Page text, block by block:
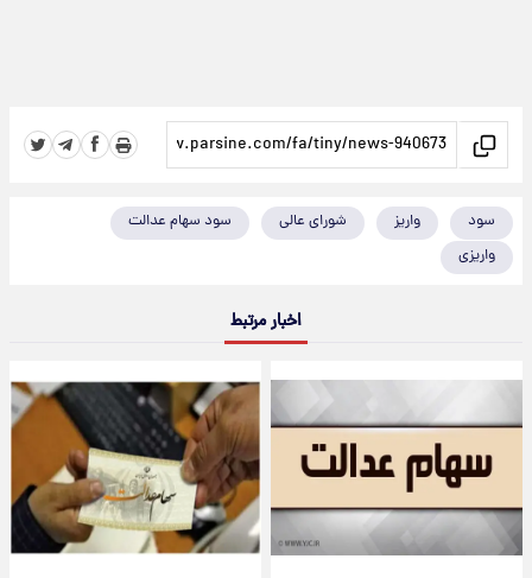
سود واریز شورای عالی
سود سهام عدالت
واریزی
اخبار مرتبط